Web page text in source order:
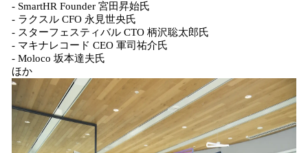
- SmartHR Founder 宮田昇始氏
- ラクスル CFO 永見世央氏
- スターフェスティバル CTO 柄沢聡太郎氏
- マキナレコード CEO 軍司祐介氏
- Moloco 坂本達夫氏
ほか